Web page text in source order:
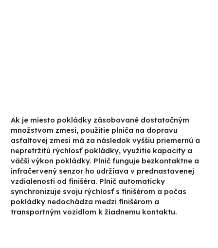
Ak je miesto pokládky zásobované dostatočným
množstvom zmesi, použitie plniča na dopravu
asfaltovej zmesi má za následok vyššiu priemernú a
nepretržitú rýchlosť pokládky, využitie kapacity a
väčší výkon pokládky. Plnič funguje bezkontaktne a
infračervený senzor ho udržiava v prednastavenej
vzdialenosti od finišéra. Plnič automaticky
synchronizuje svoju rýchlosť s finišérom a počas
pokládky nedochádza medzi finišérom a
transportným vozidlom k žiadnemu kontaktu.